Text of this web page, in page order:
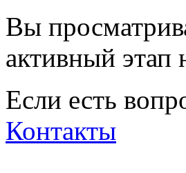
Вы
активный этап
Если есть
Контакты